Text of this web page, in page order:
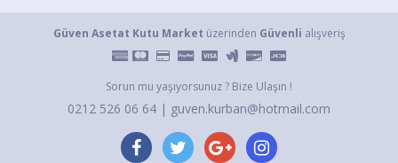
Güven Asetat Kutu Market üzerinden Güvenli alışveriş
Sorun mu yaşıyorsunuz ? Bize Ulaşın !
0212 526 06 64 | guven.kurban@hotmail.com